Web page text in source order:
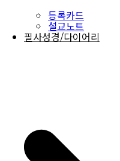
등록카드
설교노트
필사성경/다이어리